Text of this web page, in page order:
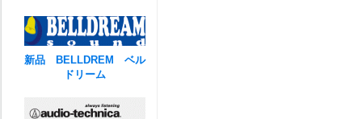
新品 BELLDREM ベル
ドリーム